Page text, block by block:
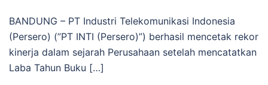
BANDUNG – PT Industri Telekomunikasi Indonesia
(Persero) (”PT INTI (Persero)”) berhasil mencetak rekor
kinerja dalam sejarah Perusahaan setelah mencatatkan
Laba Tahun Buku […]